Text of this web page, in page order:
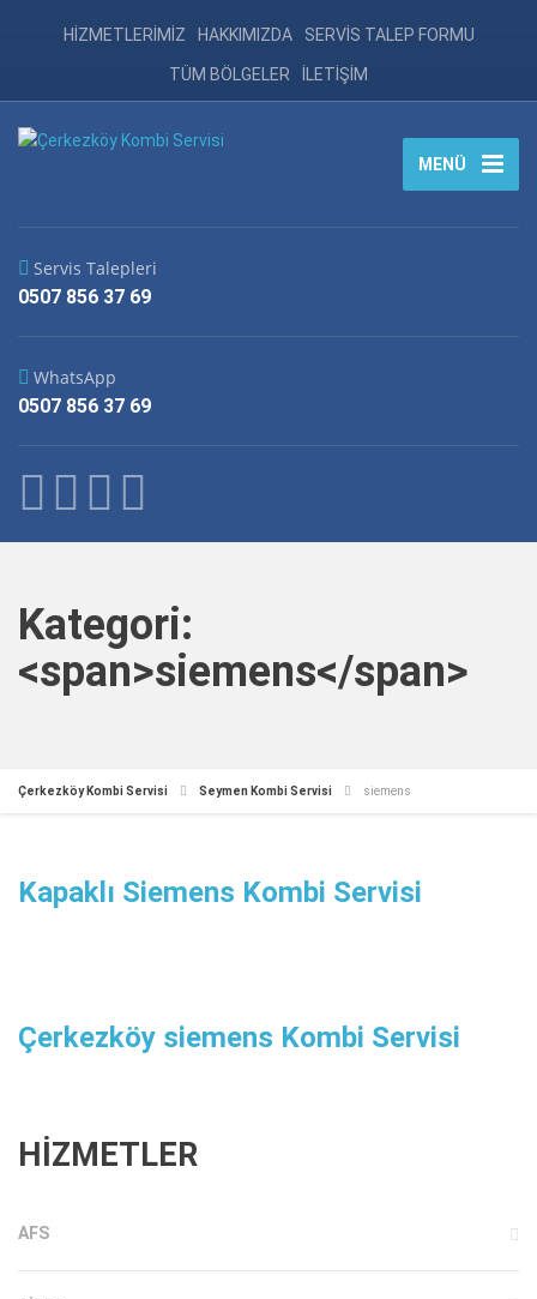
HİZMETLERİMİZ HAKKIMIZDA SERVİS TALEP FORMU
TÜM BÖLGELER İLETİŞİM
MENÜ
Servis Talepleri
0507 856 37 69
WhatsApp
0507 856 37 69
Kategori:
<span>siemens</span>
Çerkezköy Kombi Servisi Seymen Kombi Servisi siemens
Kapaklı Siemens Kombi Servisi
Çerkezköy siemens Kombi Servisi
HİZMETLER
AFS